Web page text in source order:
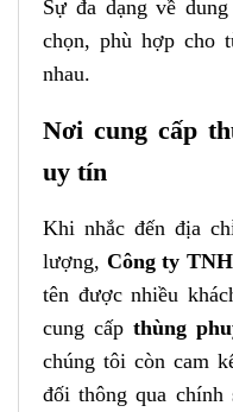
Sự đa dạng về
chọn, phù hợp cho
nhau.
Nơi cung cấp
uy tín
Khi nhắc đến địa
lượng, Công ty
tên được nhiều
cung cấp thùng
chúng tôi còn cam
đối thông qua chính